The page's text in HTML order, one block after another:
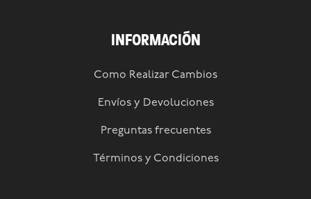
INFORMACIÓN
Como Realizar Cambios
Envíos y Devoluciones
Preguntas frecuentes
Términos y Condiciones